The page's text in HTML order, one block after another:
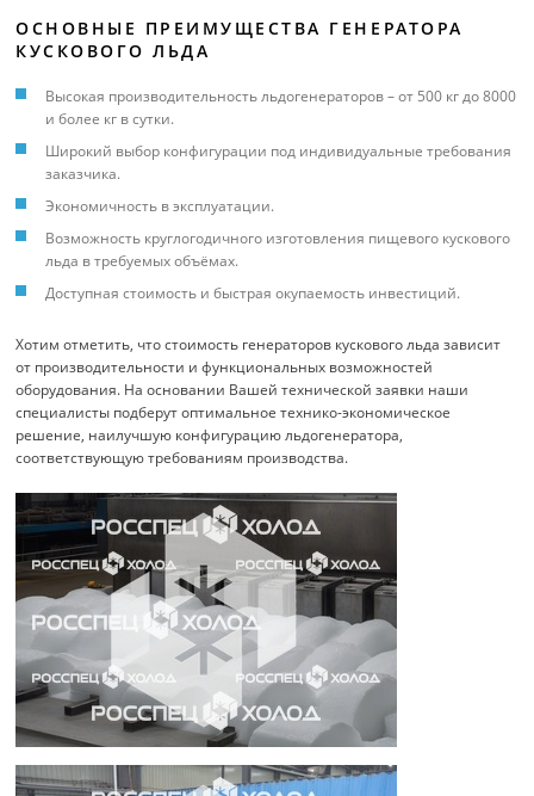
ОСНОВНЫЕ ПРЕИМУЩЕСТВА ГЕНЕРАТОРА
КУСКОВОГО ЛЬДА
Высокая производительность льдогенераторов – от 500 кг до 8000
и более кг в сутки.
Широкий выбор конфигурации под индивидуальные требования
заказчика.
Экономичность в эксплуатации.
Возможность круглогодичного изготовления пищевого кускового
льда в требуемых объёмах.
Доступная стоимость и быстрая окупаемость инвестиций.
Хотим отметить, что стоимость генераторов кускового льда зависит
от производительности и функциональных возможностей
оборудования. На основании Вашей технической заявки наши
специалисты подберут оптимальное технико-экономическое
решение, наилучшую конфигурацию льдогенератора,
соответствующую требованиям производства.